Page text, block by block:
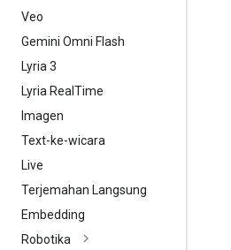
Veo
Gemini Omni Flash
Lyria 3
Lyria Real Time
Imagen
Text-ke-wicara
Live
Terjemahan Langsung
Embedding
Robotika